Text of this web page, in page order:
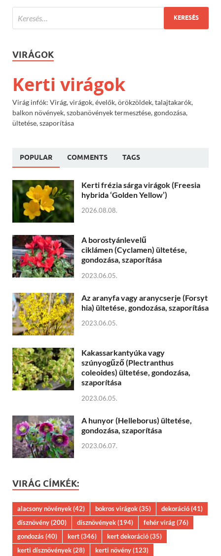
VIRÁGOK
Kerti virágok
Virág infók: Virág, virágok, évelők, örökzöldek, talajtakarók,
balkon növények, szobanövények termesztése, gondozása,
ültetése, szaporítása
POPULAR COMMENTS TAGS
Kerti frézia sárga virágok (Freesia
hybrida ‘Golden Yellow’)
2026.08.08.
A borostyánlevelű
ciklámen (Cyclamen) ültetése,
gondozása, szaporítása
2023.06.05.
Az aranyfa vagy aranycserje (Forsyt
hia) ültetése, gondozása, szaporítása
2023.06.05.
Kakassarkantyúka vagy
szúnyogűző (Plectranthus
coleoides) ültetése, gondozása,
szaporítása
2023.06.05.
A hunyor (Helleborus) ültetése,
gondozása, szaporítása
2023.06.07.
VIRÁG CÍMKÉK:
alacsony növények(42) bokros virágok(35) dekoráció(41)
dísznövény(200) dísznövények(194) fehér virág(76)
gondozás(40) kert(346) kert dekoráció(35)
kerti dísznövények(28) kerti növény(123)